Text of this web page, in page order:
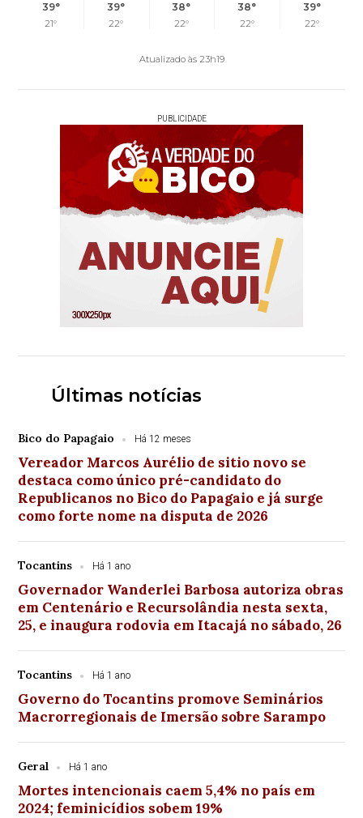
39°
21°
39°
22°
38°
22°
38°
22°
39°
22°
Atualizado às 23h19
PUBLICIDADE
Últimas notícias
Bico do Papagaio Há 12 meses
Vereador Marcos Aurélio de sitio novo se
destaca como único pré-candidato do
Republicanos no Bico do Papagaio e já surge
como forte nome na disputa de 2026
Tocantins Há 1 ano
Governador Wanderlei Barbosa autoriza obras
em Centenário e Recursolândia nesta sexta,
25, e inaugura rodovia em Itacajá no sábado, 26
Tocantins Há 1 ano
Governo do Tocantins promove Seminários
Macrorregionais de Imersão sobre Sarampo
Geral Há 1 ano
Mortes intencionais caem 5,4% no país em
2024; feminicídios sobem 19%